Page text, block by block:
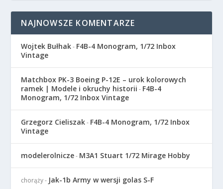
NAJNOWSZE KOMENTARZE
Wojtek Bułhak- F4B-4 Monogram, 1/72 Inbox
Vintage
Matchbox PK-3 Boeing P-12E – urok kolorowych
ramek | Modele i okruchy historii - F4B-4
Monogram, 1/72 Inbox Vintage
Grzegorz Cieliszak- F4B-4 Monogram, 1/72 Inbox
Vintage
modelerolnicze- M3A1 Stuart 1/72 Mirage Hobby
chorąży- Jak-1b Army w wersji golas S-F